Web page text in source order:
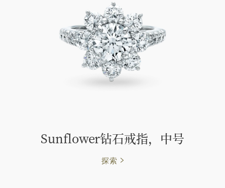
Sunflower钻石戒指，中号
探索